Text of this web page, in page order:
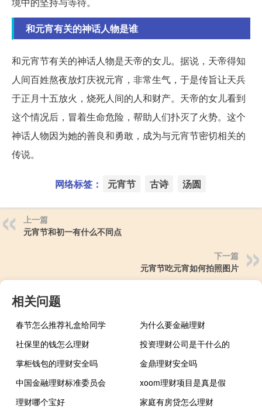
和元宵有关的神话人物是谁
和元宵节有关的神话人物是天帝的女儿。据说，天帝得知
人间百姓熬夜放灯庆祝元宵，非常生气，于是传旨让天兵
于正月十五放火，烧死人间的人和财产。天帝的女儿看到
这个情况后，冒着生命危险，帮助人们扑灭了火势。这个
神话人物因为她的善良和勇敢，成为与元宵节密切相关的
传说。
网络标签： 元宵节 古诗 汤圆
上一篇
元宵节和初一有什么不同点
下一篇
元宵节吃元宵如何拍照图片
相关问题
春节怎么推荐礼盒给同学
为什么要金融理财
社保里的钱怎么理财
投资理财公司是干什么的
掌柜钱包的理财安全吗
金鼎理财安全吗
中国金融理财标准委员会
xoom理财项目是真是假
理财哪个宝好
家庭有房贷怎么理财